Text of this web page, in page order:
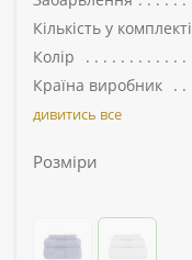
Кількість у комплекті
Колір
Країна виробник
дивитись все
Розміри